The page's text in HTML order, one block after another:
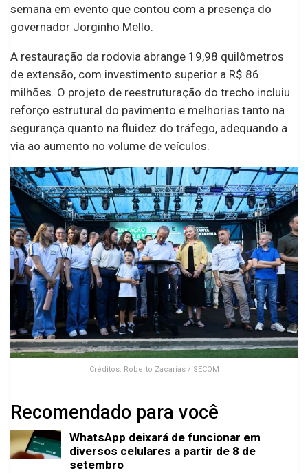
semana em evento que contou com a presença do
governador Jorginho Mello.
A restauração da rodovia abrange 19,98 quilômetros
de extensão, com investimento superior a R$ 86
milhões. O projeto de reestruturação do trecho incluiu
reforço estrutural do pavimento e melhorias tanto na
segurança quanto na fluidez do tráfego, adequando a
via ao aumento no volume de veículos.
Créditos: Roberto Zacarias / SECOM
Recomendado para você
WhatsApp deixará de funcionar em
diversos celulares a partir de 8 de
setembro